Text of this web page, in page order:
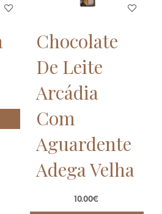
Chocolate
De Leite
Arcádia
Com
Aguardente
Adega Velha
10.00€